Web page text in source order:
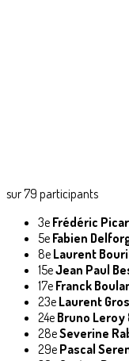
sur 79 participants
3e Frédéric
5e Fabien
8e Laurent
15eJean Paul
17e Franck
23e Laurent
24e Bruno Leroy
28eSeverine
29e Pascal